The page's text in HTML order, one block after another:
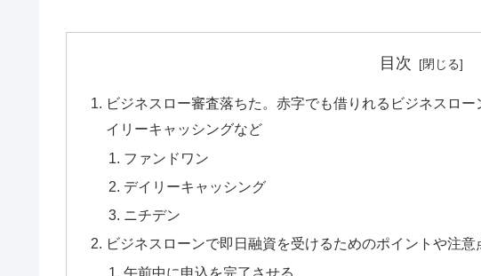
目次
ビジネスロー審査落ちた。赤字でも借りれるビジネスロ
イリーキャッシングなど
ファンドワン
デイリーキャッシング
ニチデン
ビジネスローンで即日融資を受けるためのポイントや注意
午前中に申込を完了させる